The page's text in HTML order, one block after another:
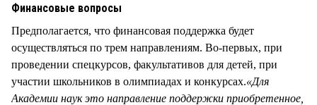
Финансовые вопросы
Предполагается, что финансовая поддержка будет
осуществляться по трем направлениям. Во-первых, при
проведении спецкурсов, факультативов для детей, при
участии школьников в олимпиадах и конкурсах.«Для
Академии наук это направление поддержки приобретенное,